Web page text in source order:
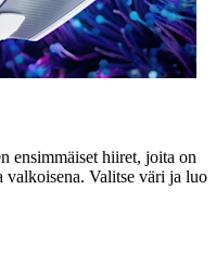
ensimmäiset hiiret, joita on
valkoisena. Valitse väri ja luo